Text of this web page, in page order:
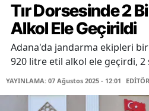
Tır Dorsesinde 2
Alkol Ele Geçirildi
Adana'da jandarma ekipleri
920 litre etil alkol ele geçirdi, 2
YAYINLAMA: 07 Ağustos 2025 - 12:01